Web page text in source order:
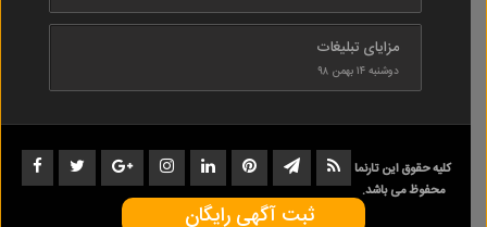
مزایای تبلیغات
دوشنبه ۱۴ بهمن ۹۸
کلیه حقوق این تارنما
محفوظ می باشد.
1402-1398
ثبت آگهی رایگان